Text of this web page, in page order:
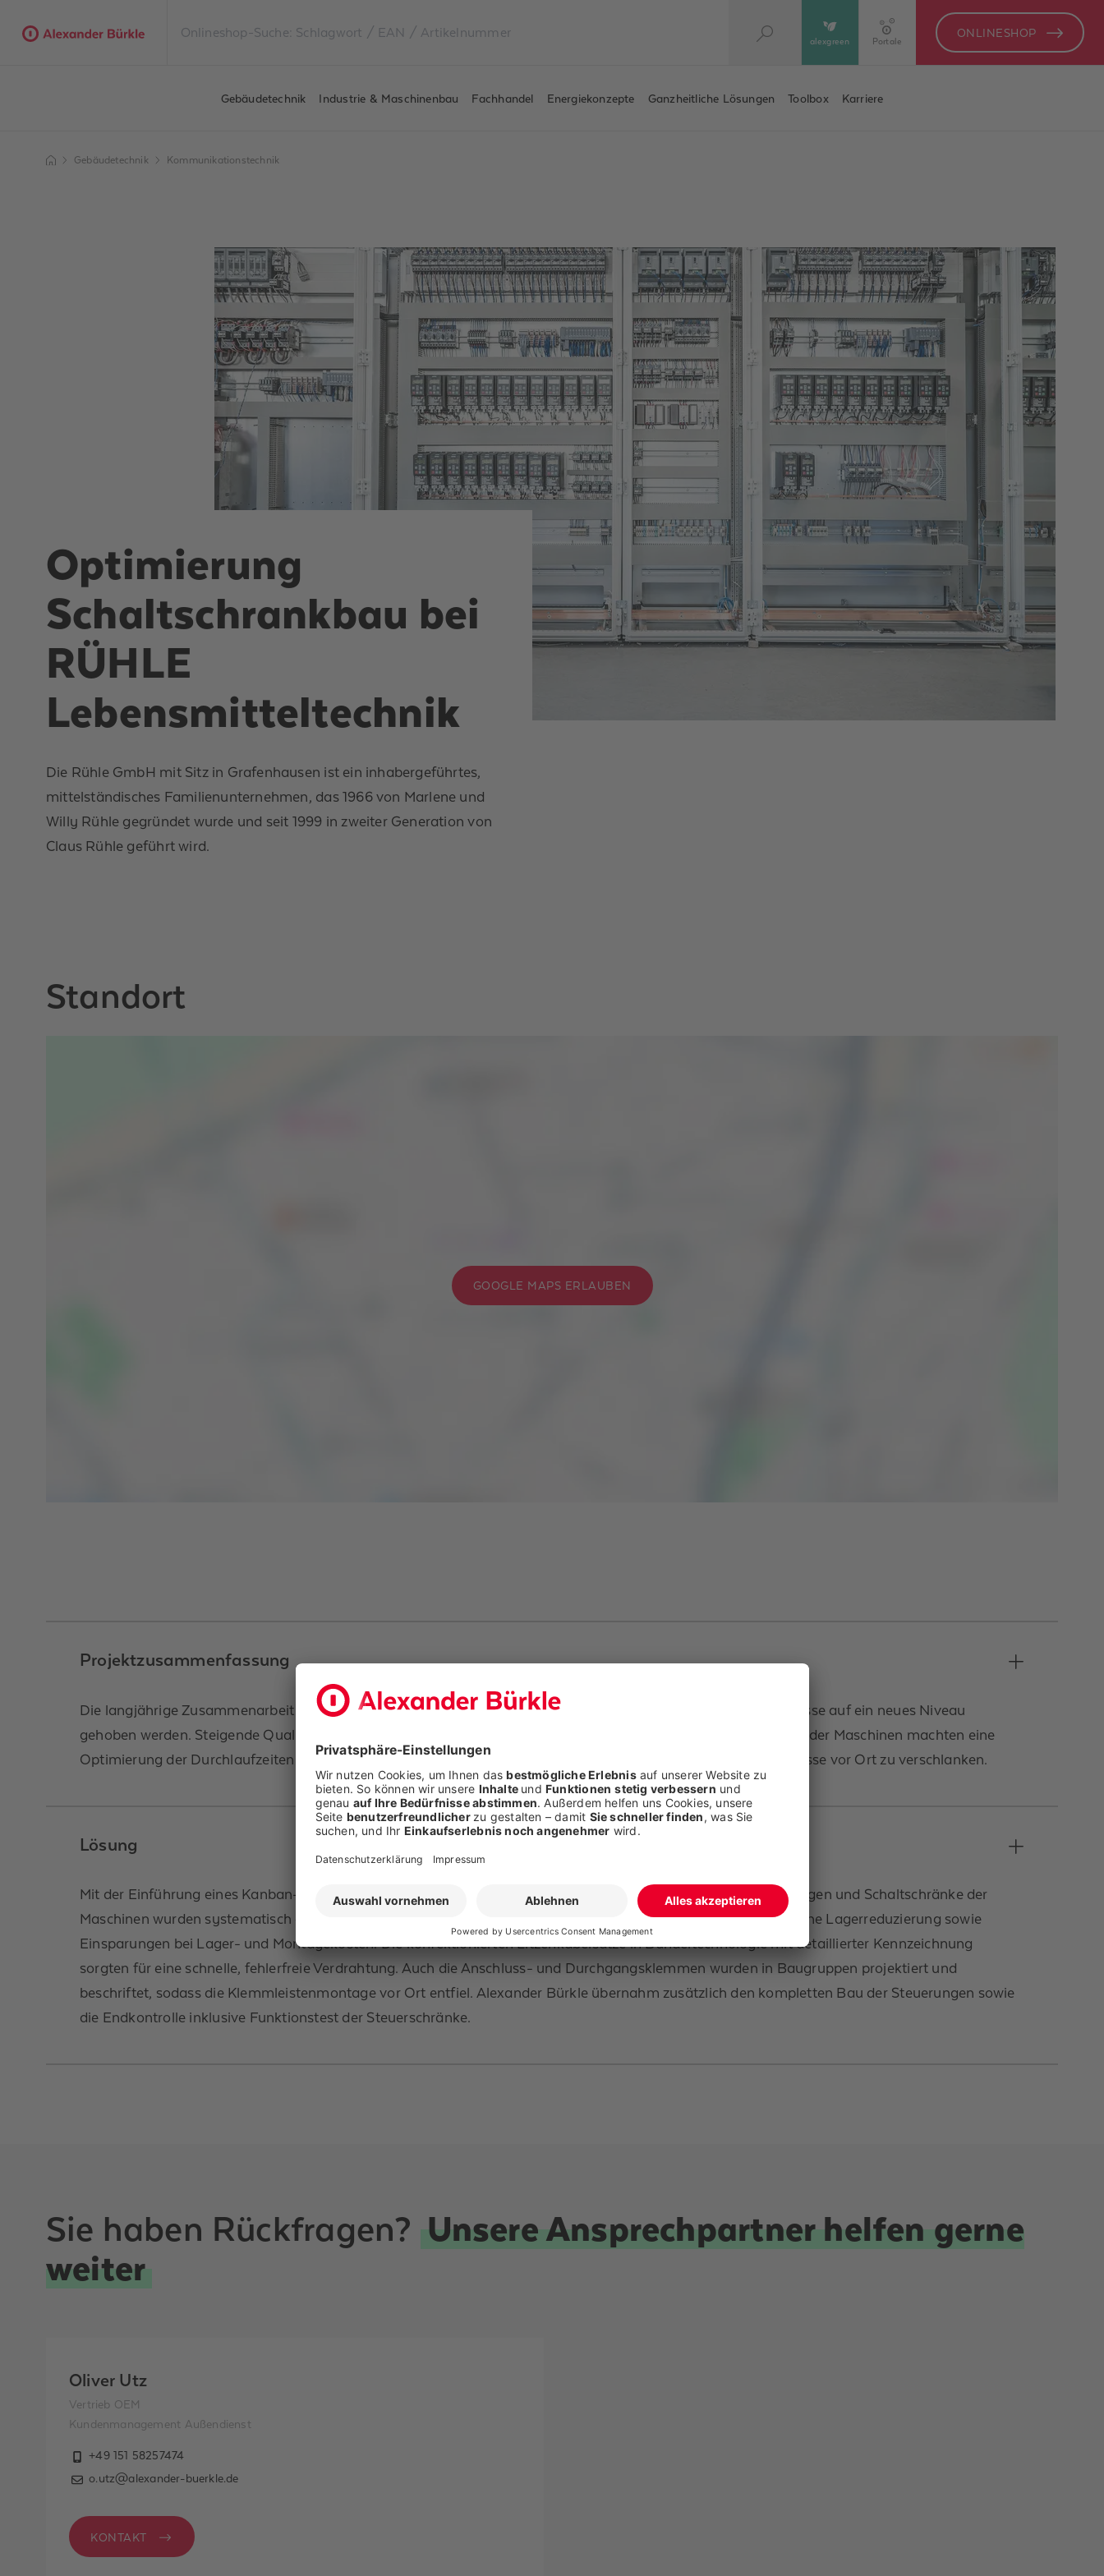
alexgreen Portale
ONLINESHOP
Gebäudetechnik Industrie & Maschinenbau Fachhandel Energiekonzepte Ganzheitliche Lösungen Toolbox Karriere
Gebäudetechnik Kommunikationstechnik
Optimierung
Schaltschrankbau bei
RÜHLE
Lebensmitteltechnik
Die Rühle GmbH mit Sitz in Grafenhausen ist ein inhabergeführtes,
mittelständisches Familienunternehmen, das 1966 von Marlene und
Willy Rühle gegründet wurde und seit 1999 in zweiter Generation von
Claus Rühle geführt wird.
Standort
GOOGLE MAPS ERLAUBEN
Projektzusammenfassung
Die langjährige Zusammenarbeit zwischen Alexander Bürkle und der Firma Rühle sollte durch effizientere Prozesse auf ein neues Niveau
gehoben werden. Steigende Qualitäts- und Quantitätsanforderungen sowie die geplante Kapazitätserweiterung der Maschinen machten eine
Optimierung der Durchlaufzeiten erforderlich. Gleichzeitig galt es, Lagerkosten zu reduzieren und Montageprozesse vor Ort zu verschlanken.
Lösung
Mit der Einführung eines Kanban-Systems im Jahr 2011 wurde die Zusammenarbeit weiter intensiviert. Steuerungen und Schaltschränke der
Maschinen wurden systematisch optimiert. Baugruppen wie Litzenkabelsätze und Klemmleisten ermöglichten eine Lagerreduzierung sowie
Einsparungen bei Lager- und Montagekosten. Die konfektionierten Litzenkabelsätze in Bündeltechnologie mit detaillierter Kennzeichnung
sorgten für eine schnelle, fehlerfreie Verdrahtung. Auch die Anschluss- und Durchgangsklemmen wurden in Baugruppen projektiert und
beschriftet, sodass die Klemmleistenmontage vor Ort entfiel. Alexander Bürkle übernahm zusätzlich den kompletten Bau der Steuerungen sowie
die Endkontrolle inklusive Funktionstest der Steuerschränke.
Sie haben Rückfragen? Unsere Ansprechpartner helfen gerne
weiter
Oliver Utz
Vertrieb OEM
Kundenmanagement Außendienst
+49 151 58257474
o.utz@alexander-buerkle.de
KONTAKT